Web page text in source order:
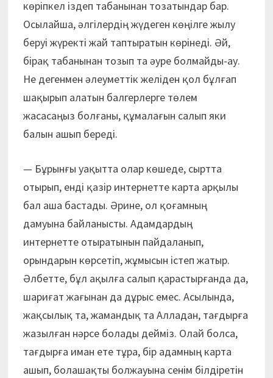
көріпкел іздеп табанынан тозатындар бар.
Осылайша, әлгілердің жүдеген көңілге жылу
беруі жүректі жай таптыратын көрінеді. Әй,
бірақ табанынан тозып та әуре болмайды-ау.
Не дегенмен әлеуметтік желіден қол бұлғап
шақырып алатын балгерлерге төлем
жасасаңыз болғаны, құмалағын салып яки
балын ашып береді.
— Бұрынғы уақытта олар көшеде, сыртта
отырып, енді қазір интернетте карта арқылы
бал аша бастады. Әрине, ол қоғамның
дамуына байланысты. Адамдардың
интернетте отыратынын пайдаланып,
орындарын көрсетіп, жұмысын істеп жатыр.
Әлбетте, бұл ақылға салып қарастырғанда да,
шариғат жағынан да дұрыс емес. Асылында,
жақсылық та, жамандық та Алладан, тағдырға
жазылған нәрсе болады дейміз. Олай болса,
тағдырға иман ете тұра, бір адамның карта
ашып, болашақты болжауына сенім білдіретін